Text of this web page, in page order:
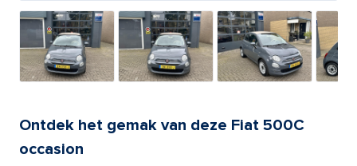
Ontdek het gemak van deze Fiat 500C
occasion